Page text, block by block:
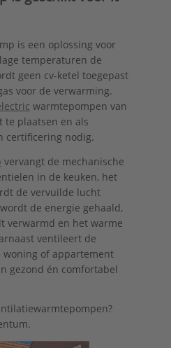
is een oplossing voor
temperaturen de
geen cv-ketel toegepast
voor de verwarming.
warmtepompen van
te plaatsen en als
certificering nodig.
vervangt de mechanische
in de keuken, het
de vervuilde lucht
de energie gehaald,
verwarmd en het warme
ventileert de
of appartement
gezond én comfortabel